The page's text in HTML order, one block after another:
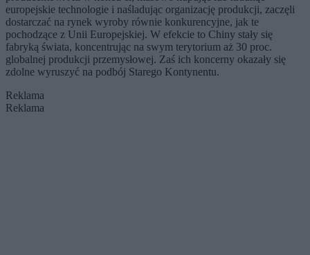
europejskie technologie i naśladując organizację produkcji, zaczęli
dostarczać na rynek wyroby równie konkurencyjne, jak te
pochodzące z Unii Europejskiej. W efekcie to Chiny stały się
fabryką świata, koncentrując na swym terytorium aż 30 proc.
globalnej produkcji przemysłowej. Zaś ich koncerny okazały się
zdolne wyruszyć na podbój Starego Kontynentu.
Reklama
Reklama